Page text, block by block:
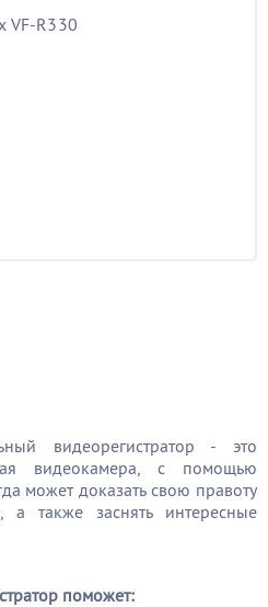
VF-R330
видеорегистратор - это
видеокамера, с помощью
может доказать свою правоту
также заснять интересные
поможет: